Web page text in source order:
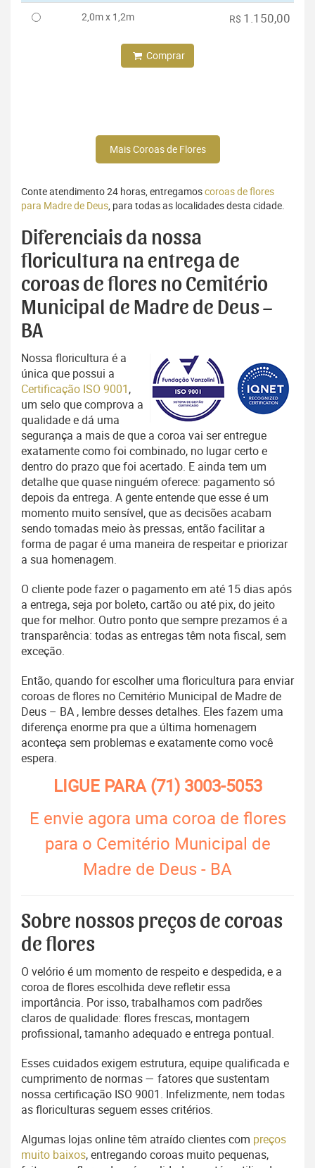
2,0m x 1,2m R$ 1.150,00
Comprar
Mais Coroas de Flores
Conte atendimento 24 horas, entregamoscoroas de flores
para Madre de Deus, para todas as localidades desta cidade.
Diferenciais da nossa
floricultura na entrega de
coroas de flores no Cemitério
Municipal de Madre de Deus –
BA
Nossa floricultura é a
única que possui a
Certificação ISO 9001,
um selo que comprova a
qualidade e dá uma
segurança a mais de que a coroa vai ser entregue
exatamente como foi combinado, no lugar certo e
dentro do prazo que foi acertado. E ainda tem um
detalhe que quase ninguém oferece: pagamento só
depois da entrega. A gente entende que esse é um
momento muito sensível, que as decisões acabam
sendo tomadas meio às pressas, então facilitar a
forma de pagar é uma maneira de respeitar e priorizar
a sua homenagem.
O cliente pode fazer o pagamento em até 15 dias após
a entrega, seja por boleto, cartão ou até pix, do jeito
que for melhor. Outro ponto que sempre prezamos é a
transparência: todas as entregas têm nota fiscal, sem
exceção.
Então, quando for escolher uma floricultura para enviar
coroas de flores no Cemitério Municipal de Madre de
Deus – BA , lembre desses detalhes. Eles fazem uma
diferença enorme pra que a última homenagem
aconteça sem problemas e exatamente como você
espera.
LIGUE PARA(71) 3003-5053
E envie agora uma coroa de flores
para o Cemitério Municipal de
Madre de Deus - BA
Sobre nossos preços de coroas
de flores
O velório é um momento de respeito e despedida, e a
coroa de flores escolhida deve refletir essa
importância. Por isso, trabalhamos com padrões
claros de qualidade: flores frescas, montagem
profissional, tamanho adequado e entrega pontual.
Esses cuidados exigem estrutura, equipe qualificada e
cumprimento de normas — fatores que sustentam
nossa certificação ISO 9001. Infelizmente, nem todas
as floriculturas seguem esses critérios.
Algumas lojas online têm atraído clientes com preços
muito baixos, entregando coroas muito pequenas,